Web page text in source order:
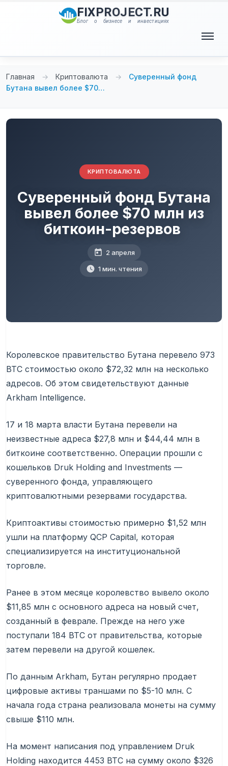
FIXPROJECT.RU
Блог о бизнесе и инвестициях
Главная → Криптовалюта →
Суверенный фонд
Бутана вывел более $70…
КРИПТОВАЛЮТА
Суверенный фонд Бутана
вывел более $70 млн из
биткоин-резервов
2 апреля
1 мин. чтения
Королевское правительство Бутана перевело 973
BTC стоимостью около $72,32 млн на несколько
адресов. Об этом свидетельствуют данные
Arkham Intelligence.
17 и 18 марта власти Бутана перевели на
неизвестные адреса $27,8 млн и $44,44 млн в
биткоине соответственно. Операции прошли с
кошельков Druk Holding and Investments —
суверенного фонда, управляющего
криптовалютными резервами государства.
Криптоактивы стоимостью примерно $1,52 млн
ушли на платформу QCP Capital, которая
специализируется на институциональной
торговле.
Ранее в этом месяце королевство вывело около
$11,85 млн с основного адреса на новый счет,
созданный в феврале. Прежде на него уже
поступали 184 BTC от правительства, которые
затем перевели на другой кошелек.
По данным Arkham, Бутан регулярно продает
цифровые активы траншами по $5-10 млн. С
начала года страна реализовала монеты на сумму
свыше $110 млн.
На момент написания под управлением Druk
Holding находится 4453 BTC на сумму около $326